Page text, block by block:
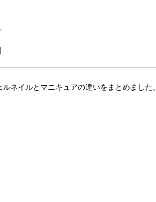
ネイルとマニキュアの違いをまとめました。